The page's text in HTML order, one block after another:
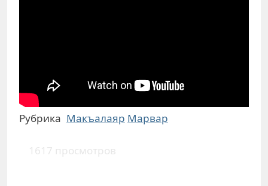
Рубрика Макъалаяр Марвар
1617 просмотров